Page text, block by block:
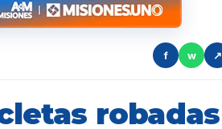
f w ↗
robadas